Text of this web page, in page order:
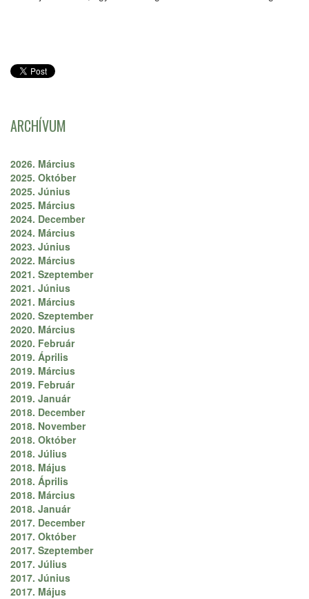
ARCHÍVUM
2026. Március
2025. Október
2025. Június
2025. Március
2024. December
2024. Március
2023. Június
2022. Március
2021. Szeptember
2021. Június
2021. Március
2020. Szeptember
2020. Március
2020. Február
2019. Április
2019. Március
2019. Február
2019. Január
2018. December
2018. November
2018. Október
2018. Július
2018. Május
2018. Április
2018. Március
2018. Január
2017. December
2017. Október
2017. Szeptember
2017. Július
2017. Június
2017. Május